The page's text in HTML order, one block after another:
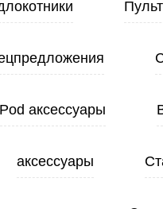
аксессуары
аксессуары